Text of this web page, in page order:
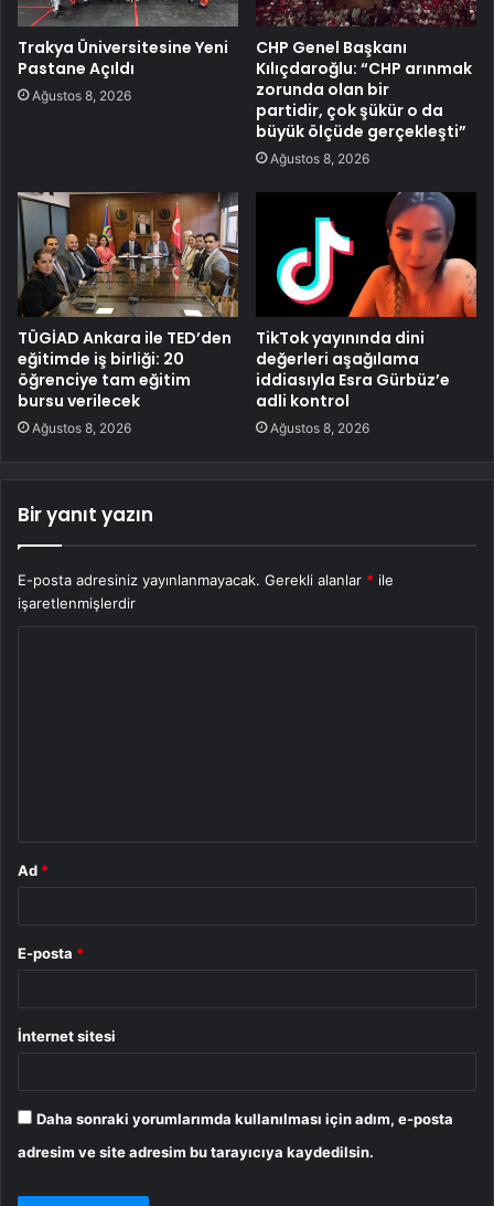
Trakya Üniversitesine Yeni
Pastane Açıldı
Ağustos 8, 2026
CHP Genel Başkanı
Kılıçdaroğlu: “CHP arınmak
zorunda olan bir
partidir, çok şükür o da
büyük ölçüde gerçekleşti”
Ağustos 8, 2026
TÜGİAD Ankara ile TED’den
eğitimde iş birliği: 20
öğrenciye tam eğitim
bursu verilecek
Ağustos 8, 2026
TikTok yayınında dini
değerleri aşağılama
iddiasıyla Esra Gürbüz’e
adli kontrol
Ağustos 8, 2026
Bir yanıt yazın
E-posta adresiniz yayınlanmayacak. Gerekli alanlar * ile
işaretlenmişlerdir
Ad *
E-posta *
İnternet sitesi
Daha sonraki yorumlarımda kullanılması için adım, e-posta
adresim ve site adresim bu tarayıcıya kaydedilsin.